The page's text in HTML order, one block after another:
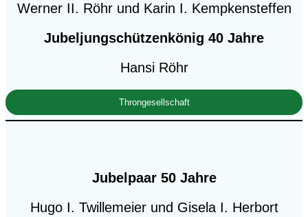
Werner II. Röhr und Karin I. Kempkensteffen
Jubeljungschützenkönig 40 Jahre
Hansi Röhr
Throngesellschaft
Jubelpaar 50 Jahre
Hugo I. Twillemeier und Gisela I. Herbort